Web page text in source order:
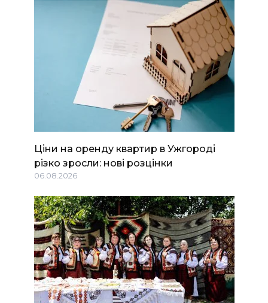
Ціни на оренду квартир в Ужгороді
різко зросли: нові розцінки
06.08.2026